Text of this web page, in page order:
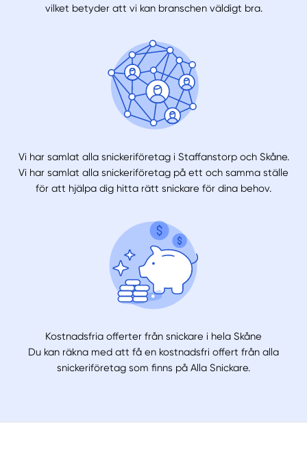
vilket betyder att vi kan branschen väldigt bra.
Vi har samlat alla snickeriföretag i Staffanstorp och Skåne.
Vi har samlat alla snickeriföretag på ett och samma ställe
för att hjälpa dig hitta rätt snickare för dina behov.
Kostnadsfria offerter från snickare i hela Skåne
Du kan räkna med att få en kostnadsfri offert från alla
snickeriföretag som finns på Alla Snickare.